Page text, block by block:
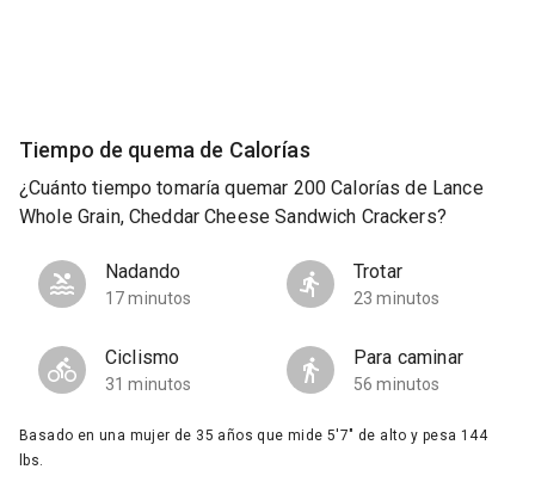
Tiempo de quema de Calorías
¿Cuánto tiempo tomaría quemar 200 Calorías de Lance
Whole Grain, Cheddar Cheese Sandwich Crackers?
Nadando
17 minutos
Trotar
23 minutos
Ciclismo
31 minutos
Para caminar
56 minutos
Basado en una mujer de 35 años que mide 5'7" de alto y pesa 144
lbs.